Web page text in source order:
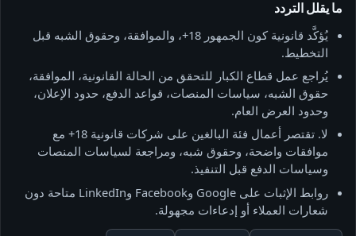
ما يقلل التردد
يُؤكَّد قانونية كون الجمهور 18+، والموافقة، وحقوق الشبه قبل
التخطيط.
يُراجع عمل قطاع الكبار للتحقق من الحالة القانونية، الموافقة،
حقوق الشبه، سياسات المنصات، قواعد الدفع، حدود الإعلان،
وحدود العرض العام.
لا. تقتصر أعمال فئة البالغين على شركات قانونية 18+ مع
موافقات واضحة، وحقوق شبه، ومراجعة لسياسات المنصات
وسياسات الدفع قبل التنفيذ.
روابط الإثبات على Google وFacebook وLinkedIn متاحة دون
شعارات العملاء أو إدعاءات مجهولة.